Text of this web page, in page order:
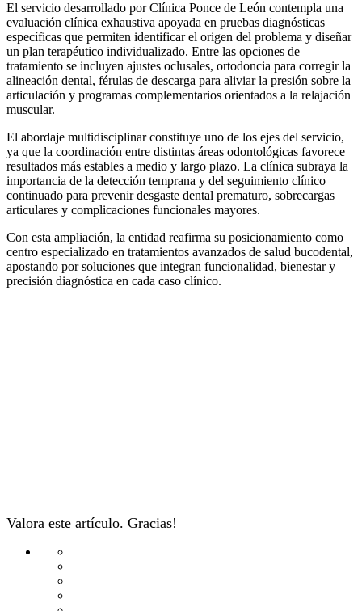
El servicio desarrollado por Clínica Ponce de León contempla una
evaluación clínica exhaustiva apoyada en pruebas diagnósticas
específicas que permiten identificar el origen del problema y diseñar
un plan terapéutico individualizado. Entre las opciones de
tratamiento se incluyen ajustes oclusales, ortodoncia para corregir la
alineación dental, férulas de descarga para aliviar la presión sobre la
articulación y programas complementarios orientados a la relajación
muscular.
El abordaje multidisciplinar constituye uno de los ejes del servicio,
ya que la coordinación entre distintas áreas odontológicas favorece
resultados más estables a medio y largo plazo. La clínica subraya la
importancia de la detección temprana y del seguimiento clínico
continuado para prevenir desgaste dental prematuro, sobrecargas
articulares y complicaciones funcionales mayores.
Con esta ampliación, la entidad reafirma su posicionamiento como
centro especializado en tratamientos avanzados de salud bucodental,
apostando por soluciones que integran funcionalidad, bienestar y
precisión diagnóstica en cada caso clínico.
Valora este artículo. Gracias!